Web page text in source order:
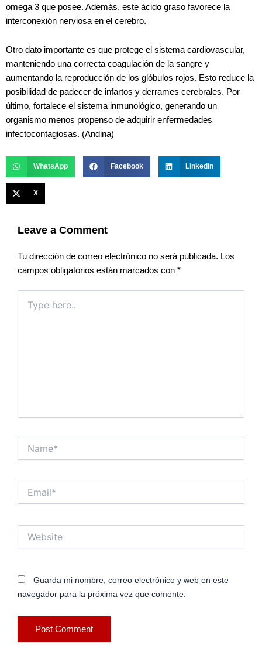
omega 3 que posee. Además, este ácido graso favorece la
interconexión nerviosa en el cerebro.
Otro dato importante es que protege el sistema cardiovascular,
manteniendo una correcta coagulación de la sangre y
aumentando la reproducción de los glóbulos rojos. Esto reduce la
posibilidad de padecer de infartos y derrames cerebrales. Por
último, fortalece el sistema inmunológico, generando un
organismo menos propenso de adquirir enfermedades
infectocontagiosas. (Andina)
WhatsApp Facebook LinkedIn
X
Leave a Comment
Tu dirección de correo electrónico no será publicada. Los
campos obligatorios están marcados con *
here..
Guarda mi nombre, correo electrónico y web en este
navegador para la próxima vez que comente.